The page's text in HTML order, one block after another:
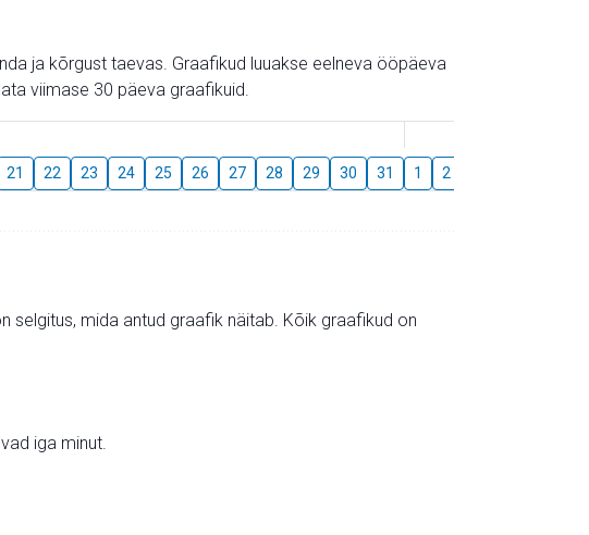
ja kõrgust taevas. Graafikud luuakse eelneva ööpäeva
viimase 30 päeva graafikuid.
21 22 23 24 25 26 27 28 29 30 31 1 2
selgitus, mida antud graafik näitab. Kõik graafikud on
iga minut.